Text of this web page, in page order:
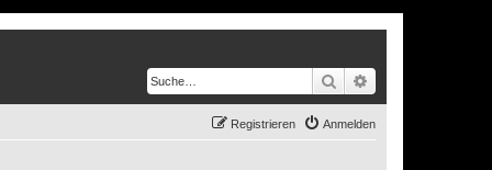
Suche
Anmelden
Registrieren